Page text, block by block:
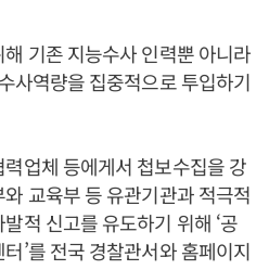
기존 지능수사 인력뿐 아니라
사역량을 집중적으로 투입하기
업체 등에게서 첩보수집을 강
교육부 등 유관기관과 적극적
적 신고를 유도하기 위해 ‘공
’를 전국 경찰관서와 홈페이지